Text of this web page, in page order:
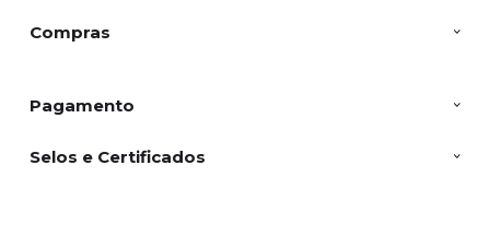
Compras
Pagamento
Selos e Certificados